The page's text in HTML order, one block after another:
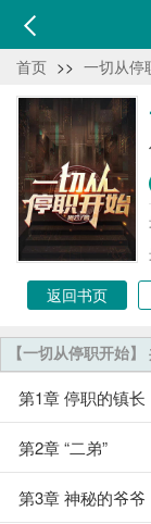
首页 >> 一切从停
返回书页
【一切从停职开始
第1章 停职的镇长
第2章 “二弟”
第3章 神秘的爷爷